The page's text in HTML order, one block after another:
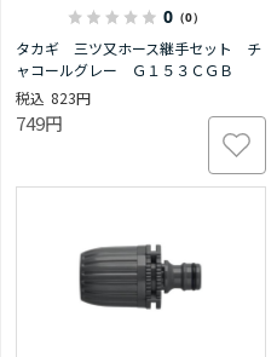
0 （0）
タカギ 三ツ又ホース継手セット チ
ャコールグレー Ｇ１５３ＣＧＢ
823円
749円